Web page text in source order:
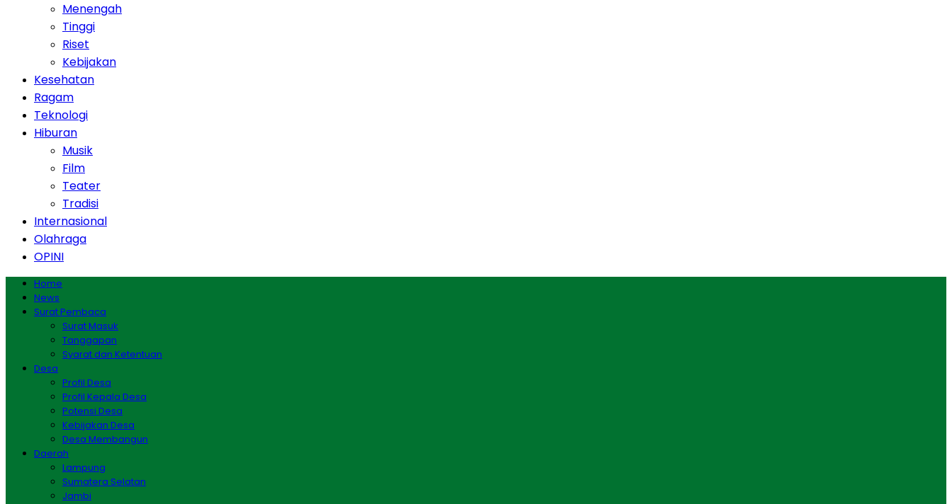
Menengah
Tinggi
Riset
Kebijakan
Kesehatan
Ragam
Teknologi
Hiburan
Musik
Film
Teater
Tradisi
Internasional
Olahraga
OPINI
Home
News
Surat Pembaca
Surat Masuk
Tanggapan
Syarat dan Ketentuan
Desa
Profil Desa
Profil Kepala Desa
Potensi Desa
Kebijakan Desa
Desa Membangun
Daerah
Lampung
Sumatera Selatan
Jambi